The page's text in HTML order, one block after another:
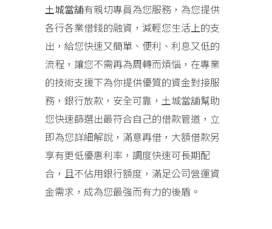
土城當舖有親切專員為您服務，為您提供
各行各業借錢的融資，減輕您生活上的支
出，給您快速又簡單、便利、利息又低的
流程，讓您不需再為周轉而煩惱，在專業
的技術支援下為你提供優質的資金對接服
務，銀行放款，安全可靠，土城當舖幫助
您快速篩選出最符合自己的借款管道，立
即為您詳細解說，滿意再借，大額借款另
享有更低優惠利率，調度快速可長期配
合，且不佔用銀行額度，滿足公司營運資
金需求，成為您最強而有力的後盾。